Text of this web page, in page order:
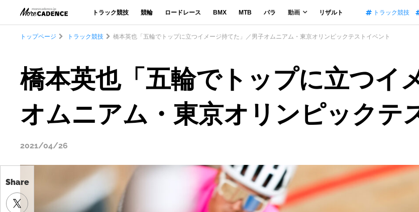
トラック競技 競輪 ロードレース BMX MTB パラ 動画 リザルト トラック競技
Share
トップページ トラック競技 橋本英也「五輪でトップに立つイメージ持てた」／男子オムニアム・東京オリンピックテストイベント
橋本英也「五輪でトップに立つイ
オムニアム・東京オリンピックテ
2021/04/26